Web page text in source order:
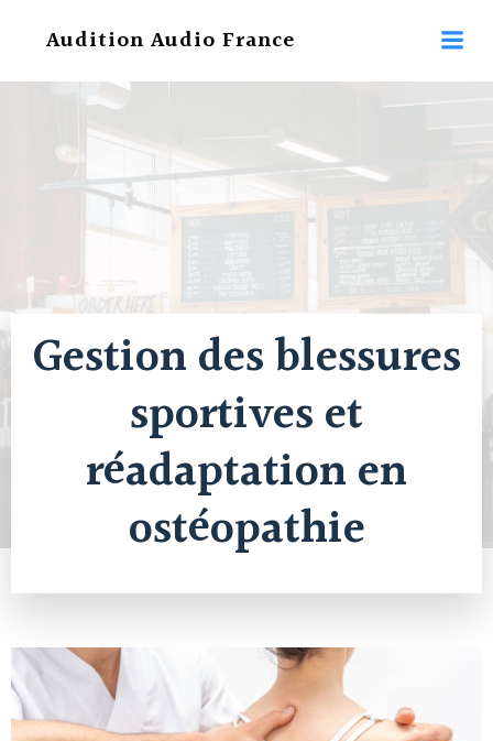
au
Audition Audio France
Gestion des blessures
sportives et
réadaptation en
ostéopathie